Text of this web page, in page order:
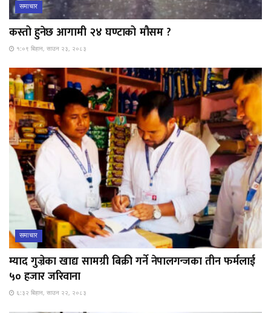
समाचार
कस्तो हुनेछ आगामी २४ घण्टाको मौसम ?
१:०९ बिहान, साउन २३, २०८३
समाचार
म्याद गुज्रेका खाद्य सामग्री बिक्री गर्ने नेपालगन्जका तीन फर्मलाई
५० हजार जरिवाना
६:३२ बिहान, साउन २२, २०८३